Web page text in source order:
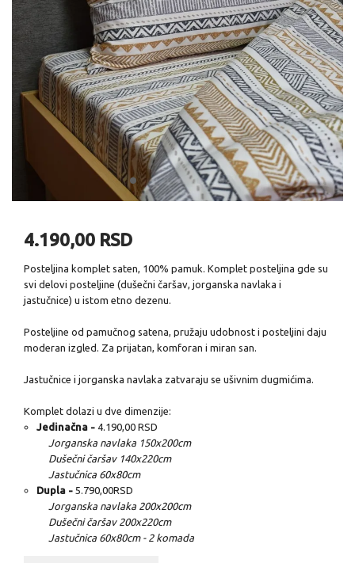
4.190,00 RSD
Posteljina komplet saten, 100% pamuk. Komplet posteljina gde su
svi delovi posteljine (dušečni čaršav, jorganska navlaka i
jastučnice) u istom etno dezenu.
Posteljine od pamučnog satena, pružaju udobnost i posteljini daju
moderan izgled. Za prijatan, komforan i miran san.
Jastučnice i jorganska navlaka zatvaraju se ušivnim dugmićima.
Komplet dolazi u dve dimenzije:
Jedinačna - 4.190,00 RSD
Jorganska navlaka 150x200cm
Dušečni čaršav 140x220cm
Jastučnica 60x80cm
Dupla - 5.790,00RSD
Jorganska navlaka 200x200cm
Dušečni čaršav 200x220cm
Jastučnica 60x80cm - 2 komada